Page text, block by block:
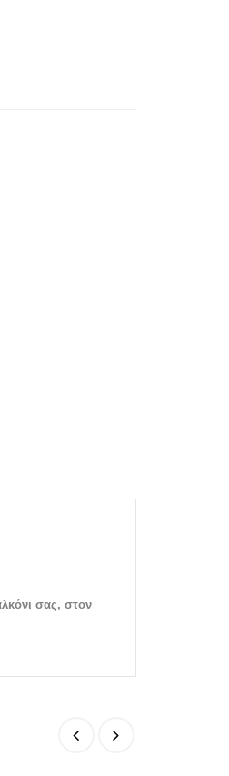
σας, στον